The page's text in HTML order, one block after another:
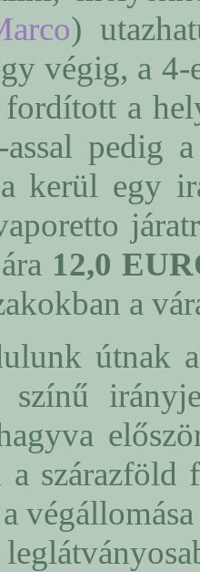
)
végig, a 4-
fordított a
pedig
kerül egy
12,0
a
útnak
szárazföld